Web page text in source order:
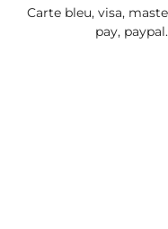
Carte bleu, visa,
pay,